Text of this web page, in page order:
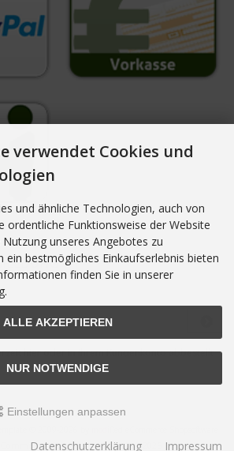
hier oder in Ihrem Kundenkonto abbestellt
Shopsoftware © 2009-2026
verwendet Cookies und
und ähnliche Technologien, auch von
ordentliche Funktionsweise der Website
unseres Angebotes zu
ein bestmögliches Einkaufserlebnis bieten
finden Sie in unserer
ALLE AKZEPTIEREN
NUR NOTWENDIGE
Einstellungen anpassen
Datenschutzerklärung Impressum